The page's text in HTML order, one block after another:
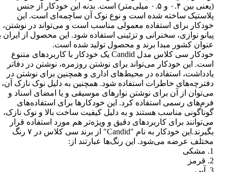
(یعنی بین ۰.۴ و ۰.۵ میلی‌متر) است. بدنه این خودکار از جنس
پلاستیک ساخته شده است و نوع نوک آن ساچمه‌ای است. این
خودکار برای استفاده معمولی مناسب است و می‌تواند در نوشتن،
پیانو نوازی، سخنرانی و تزئینی استفاده شود. این محصول از ایران
عنوان کشور مبدا برند و محصول تولید شده است.
خودکار سی کلاس مدل Candid یک خودکار با کاربردهای متنوع
است. این خودکار می‌تواند برای نوشتن روزمره، نوشتن در دفاتر
یادداشت، استفاده در محیط‌های اداری و همچنین برای نوشتن در
دفترچه‌های خاطرات استفاده شود. همچنین به دلیل نوک نازک آن،
می‌توان از آن برای نوشتن نوارهای موسیقی و یا امضای اسناد و
فرم‌های رسمی استفاده کرد. این خودکارها برای استفاده‌های
گوناگونی مناسب هستند و به دلیل کیفیت ساخت بالا و نوک نازک،
می‌توانند برای کاربردهای دقیق و ویژه‌تر هم مورد استفاده قرار
بگیرند.این خودکار به نام "Candid" از برند سی کلاس در ۷ رنگ
مختلف عرضه می‌شود. این رنگ‌ها عبارتند از:
1. مشکی
2. قرمز
3. آبی